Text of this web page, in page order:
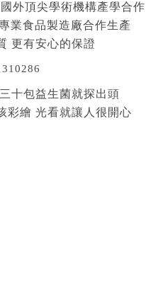
外頂尖學術機構產學合作
業食品製造廠合作生產
更有安心的保證
十包益生菌就探出頭
彩繪 光看就讓人很開心